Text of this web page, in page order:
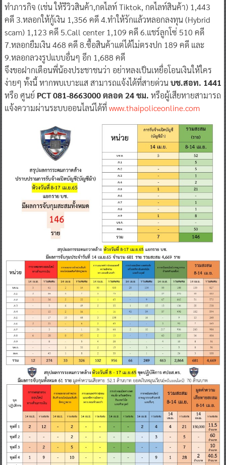
ทำภารกิจ (เช่น ให้รีวิวสินค้า,กดไลท์ Tiktok, กดไลท์สินค้า) 1,443
คดี 3.หลอกให้กู้เงิน 1,356 คดี 4.ทำให้รักแล้วหลอกลงทุน (Hybrid
scam) 1,123 คดี 5.Call center 1,109 คดี 6.แชร์ลูกโซ่ 510 คดี
7.หลอกยืมเงิน 468 คดี 8.ซื้อสินค้าแต่ได้ไม่ตรงปก 189 คดี และ
9.หลอกลวงรูปแบบอื่นๆ อีก 1,688 คดี
จึงขอฝากเตือนพี่น้องประชาชนว่า อย่าหลงเป็นเหยื่อโอนเงินให้ใคร
ง่ายๆ ทั้งนี้ หากพบเบาะแส สามารถแจ้งได้ที่สายด่วนบช.สอท. 1441
หรือ ศูนย์ PCT 081-8663000 ตลอด 24 ชม. หรือผู้เสียหายสามารถ
แจ้งความผ่านระบบออนไลน์ได้ที่www.thaipoliceonline.com